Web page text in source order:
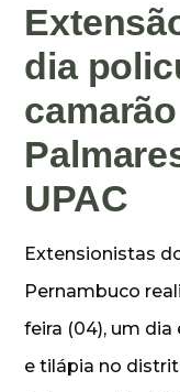
dia
UPAC
Extensionistas
Pernambuco
feira (04), um
e tilápia no